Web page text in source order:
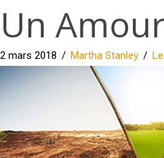
Un
2 mars 2018 / Martha Stanley /